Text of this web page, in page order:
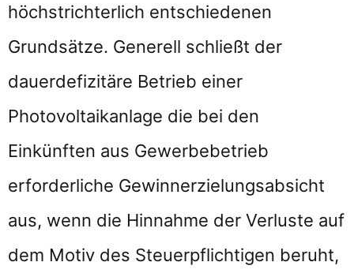
höchstrichterlich entschiedenen
Grundsätze. Generell schließt der
dauerdefizitäre Betrieb einer
Photovoltaikanlage die bei den
Einkünften aus Gewerbebetrieb
erforderliche Gewinnerzielungsabsicht
aus, wenn die Hinnahme der Verluste auf
dem Motiv des Steuerpflichtigen beruht,